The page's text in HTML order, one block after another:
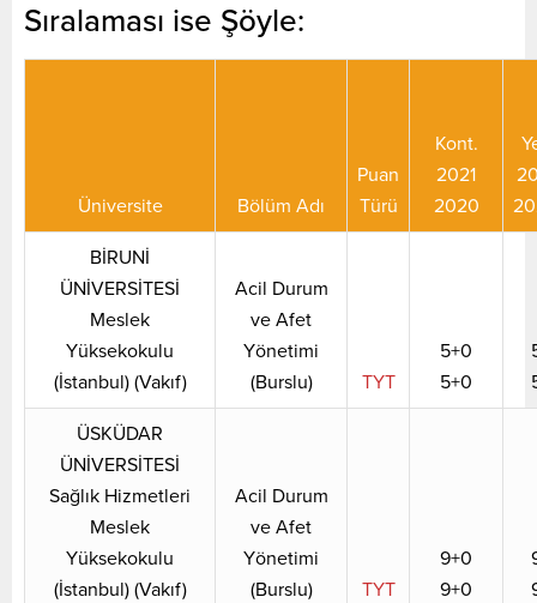
Sıralaması ise Şöyle:
Üniversite Bölüm Adı
Puan
Türü
Kont.
2021
2020
BİRUNİ
ÜNİVERSİTESİ
Meslek
Yüksekokulu
(İstanbul) (Vakıf)
Acil Durum
ve Afet
Yönetimi
(Burslu)
TYT
5+0
5+0
ÜSKÜDAR
ÜNİVERSİTESİ
Sağlık Hizmetleri
Meslek
Yüksekokulu
(İstanbul) (Vakıf)
Acil Durum
ve Afet
Yönetimi
(Burslu)
TYT
9+0
9+0